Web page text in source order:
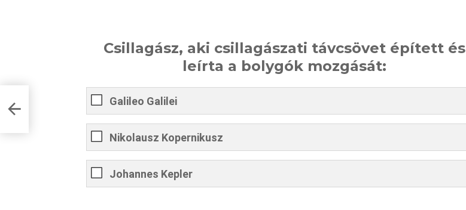
Csillagász, aki csillagászati távcsövet épített és
leírta a bolygók mozgását:
Galileo Galilei
Nikolausz Kopernikusz
Johannes Kepler